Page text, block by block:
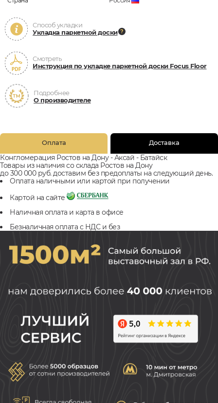
Способ укладки
Укладка паркетной доски
Смотреть
Инструкция по укладке паркетной доски Focus Floor
Подробнее
О производителе
Оплата Доставка
Конгломерация Ростов на Дону - Аксай - Батайск
Товары из наличия со склада Ростов на Дону
до 300 000 руб. доставим без предоплаты на следующий день.
Оплата наличными или картой при получении
Картой на сайте
Наличная оплата и карта в офисе
Безналичная оплата с НДС и без